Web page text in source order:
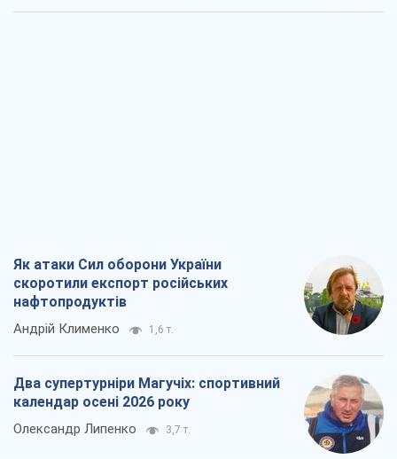
Як атаки Сил оборони України
скоротили експорт російських
нафтопродуктів
Андрій Клименко 1,6 т.
Два супертурніри Магучіх: спортивний
календар осені 2026 року
Олександр Липенко 3,7 т.